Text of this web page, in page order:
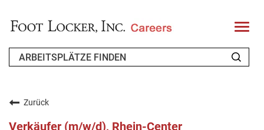
T
o
l
Zurück
Verkäufer (m/w/d), Rhein-Center